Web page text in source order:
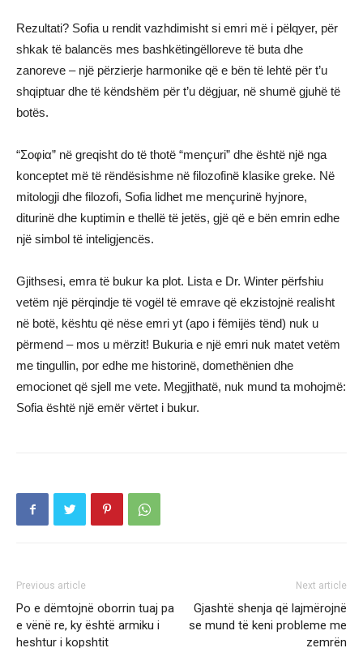
Rezultati? Sofia u rendit vazhdimisht si emri më i pëlqyer, për
shkak të balancës mes bashkëtingëlloreve të buta dhe
zanoreve – një përzierje harmonike që e bën të lehtë për t’u
shqiptuar dhe të këndshëm për t’u dëgjuar, në shumë gjuhë të
botës.
“Σοφiα” në greqisht do të thotë “mençuri” dhe është një nga
konceptet më të rëndësishme në filozofinë klasike greke. Në
mitologji dhe filozofi, Sofia lidhet me mençurinë hyjnore,
diturinë dhe kuptimin e thellë të jetës, gjë që e bën emrin edhe
një simbol të inteligjencës.
Gjithsesi, emra të bukur ka plot. Lista e Dr. Winter përfshiu
vetëm një përqindje të vogël të emrave që ekzistojnë realisht
në botë, kështu që nëse emri yt (apo i fëmijës tënd) nuk u
përmend – mos u mërzit! Bukuria e një emri nuk matet vetëm
me tingullin, por edhe me historinë, domethënien dhe
emocionet që sjell me vete. Megjithatë, nuk mund ta mohojmë:
Sofia është një emër vërtet i bukur.
Previous article
Po e dëmtojnë oborrin tuaj pa
e vënë re, ky është armiku i
heshtur i kopshtit
Next article
Gjashtë shenja që lajmërojnë
se mund të keni probleme me
zemrën